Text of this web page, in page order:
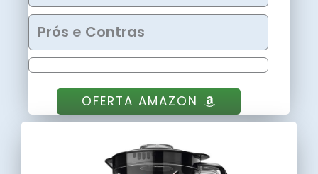
Prós e Contras
OFERTA AMAZON